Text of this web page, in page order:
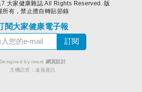
大家健康雜誌 All Rights Reserved. 版
所有，禁止擅自轉貼節錄
閱大家健康電子報
Designed by iware 網頁設計
主機託管：遠振資訊